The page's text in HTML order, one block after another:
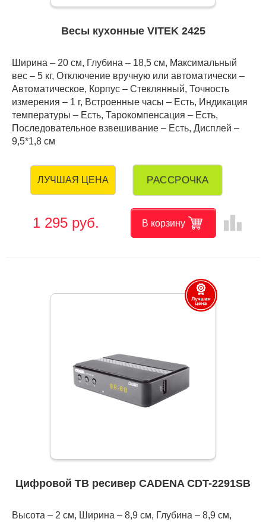
Весы кухонные VITEK 2425
Ширина – 20 см, Глубина – 18,5 см, Максимальный
вес – 5 кг, Отключение вручную или автоматически –
Автоматическое, Корпус – Стеклянный, Точность
измерения – 1 г, Встроенные часы – Есть, Индикация
температуры – Есть, Тарокомпенсация – Есть,
Последовательное взвешивание – Есть, Дисплей –
9,5*1,8 см
ЛУЧШАЯ ЦЕНА РАССРОЧКА
1 295 руб. В корзину leaderboard
Цифровой ТВ ресивер CADENA CDT-2291SB
Высота – 2 см, Ширина – 8,9 см, Глубина – 8,9 см,